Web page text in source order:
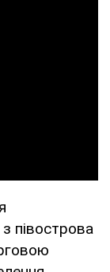
півострова